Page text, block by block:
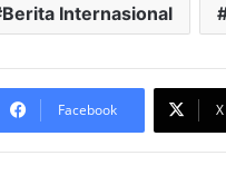
Berita Internasional
Facebook X